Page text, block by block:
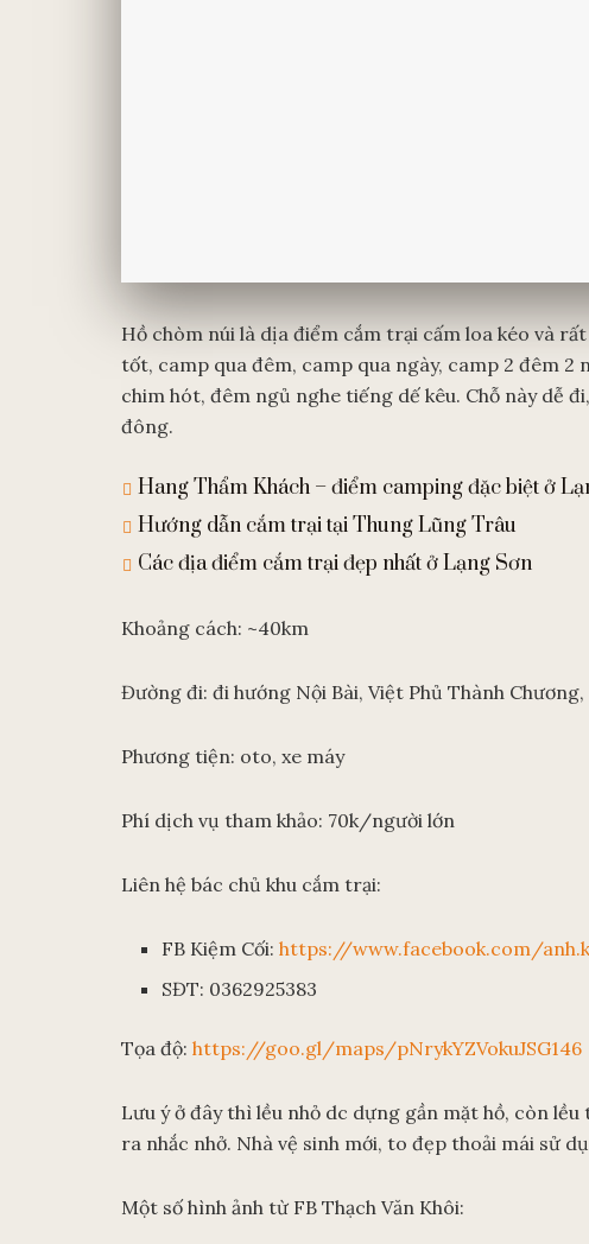
Hồ chòm núi là dịa điểm cắm trại cấm loa kéo và
tốt, camp qua đêm, camp qua ngày, camp 2 đêm
chim hót, đêm ngủ nghe tiếng dế kêu. Chỗ này dễ
đông.
Hang Thẩm Khách – điểm camping đặc biệt ở
Hướng dẫn cắm trại tại Thung Lũng Trâu
Các địa điểm cắm trại đẹp nhất ở Lạng Sơn
Khoảng cách: ~40km
Đường đi: đi hướng Nội Bài, Việt Phủ Thành
Phương tiện: oto, xe máy
Phí dịch vụ tham khảo: 70k/người lớn
Liên hệ bác chủ khu cắm trại:
FB Kiệm Cối:https://www.facebook.com/
SĐT: 0362925383
Tọa độ: https://goo.gl/maps/pNrykYZVokuJSG146
Lưu ý ở đây thì lều nhỏ dc dựng gần mặt hồ, còn
ra nhắc nhở. Nhà vệ sinh mới, to đẹp thoải mái sử
Một số hình ảnh từ FB Thạch Văn Khôi: